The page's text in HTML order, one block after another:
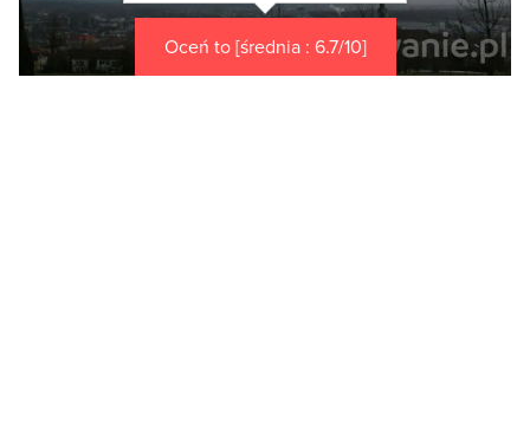
Oceń to [średnia : 6.7/10]